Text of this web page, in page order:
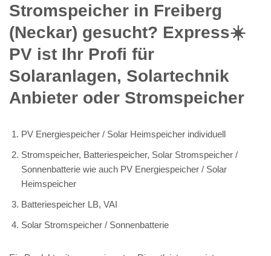
Stromspeicher in Freiberg
(Neckar) gesucht? Express☀️
PV️ ist Ihr Profi für
Solaranlagen, Solartechnik
Anbieter oder Stromspeicher
PV Energiespeicher / Solar Heimspeicher individuell
Stromspeicher, Batteriespeicher, Solar Stromspeicher /
Sonnenbatterie wie auch PV Energiespeicher / Solar
Heimspeicher
Batteriespeicher LB, VAI
Solar Stromspeicher / Sonnenbatterie